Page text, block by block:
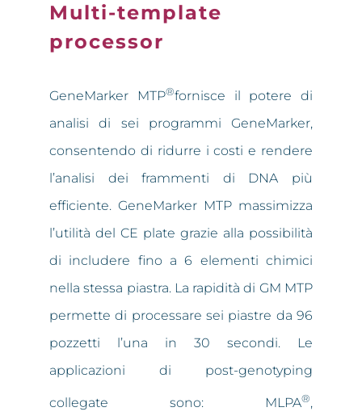
Multi-template
processor
GeneMarker MTP®fornisce il potere di
analisi di sei programmi GeneMarker,
consentendo di ridurre i costi e rendere
l’analisi dei frammenti di DNA più
efficiente. GeneMarker MTP massimizza
l’utilità del CE plate grazie alla possibilità
di includere fino a 6 elementi chimici
nella stessa piastra. La rapidità di GM MTP
permette di processare sei piastre da 96
pozzetti l’una in 30 secondi. Le
applicazioni di post-genotyping
collegate sono: MLPA®,